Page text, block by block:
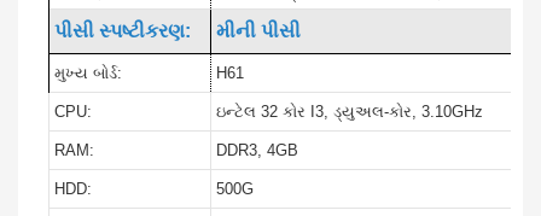
પીસી સ્પષ્ટીકરણ: મીની પીસી
મુખ્ય બોર્ડ: H61
CPU: ઇન્ટેલ 32 કોર I3, ડ્યુઅલ-કોર, 3.10GHz
RAM: DDR3, 4GB
HDD: 500G